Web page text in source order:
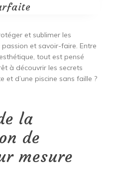
et sublimer les
et savoir-faire. Entre
tout est pensé
à découvrir les secrets
et d’une piscine sans faille ?
la
de
mesure